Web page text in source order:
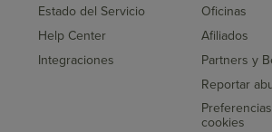
Estado del Servicio
Help Center
Integraciones
Oficinas
Afiliados
Partners y
Reportar
cookies